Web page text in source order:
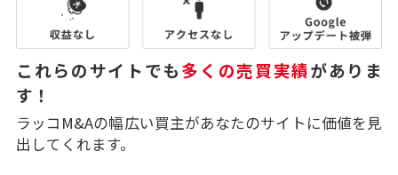
これらのサイトでも多くの売買実績がありま
す！
ラッコM&Aの幅広い買主があなたのサイトに価値を見
出してくれます。